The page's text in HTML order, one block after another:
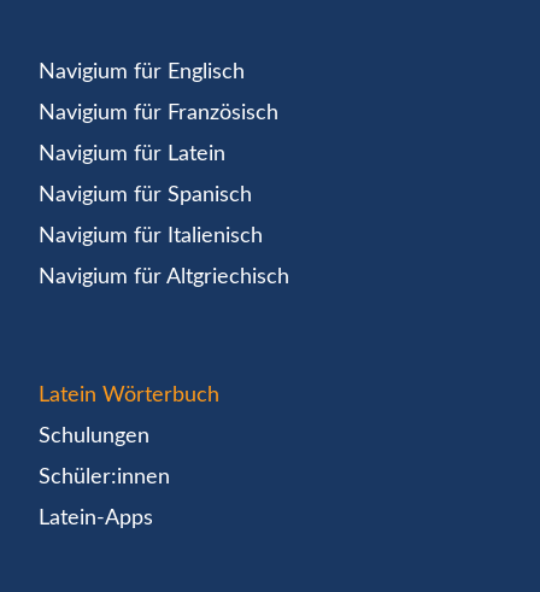
Navigium für Englisch
Navigium für Französisch
Navigium für Latein
Navigium für Spanisch
Navigium für Italienisch
Navigium für Altgriechisch
Latein Wörterbuch
Schulungen
Schüler:innen
Latein-Apps